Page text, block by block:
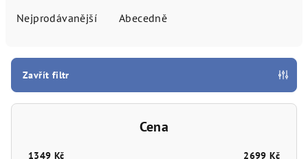
o
Nejprodávanější Abecedně
Zavřít filtr
Cena
1349 Kč 2699 Kč